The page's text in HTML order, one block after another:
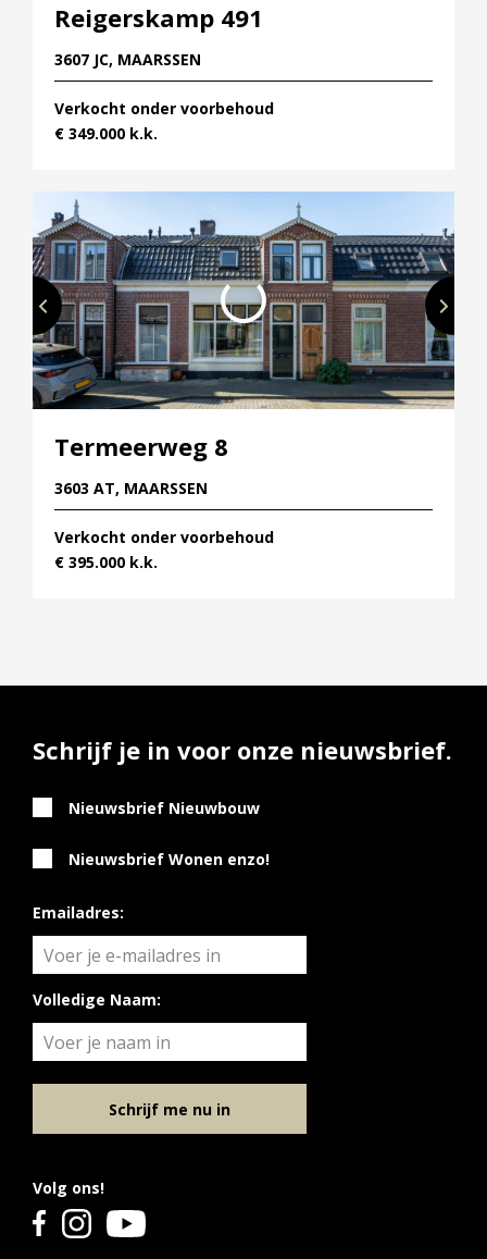
Reigerskamp 491
3607 JC, MAARSSEN
Verkocht onder voorbehoud
€ 349.000 k.k.
Termeerweg 8
3603 AT, MAARSSEN
Verkocht onder voorbehoud
€ 395.000 k.k.
Volg ons!
Schrijf je in voor onze nieuwsbrief.
Nieuwsbrief Nieuwbouw
Nieuwsbrief Wonen enzo!
Emailadres:
Volledige Naam:
Schrijf me nu in